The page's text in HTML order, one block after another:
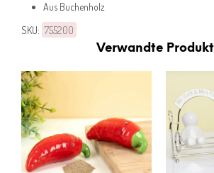
Aus Buchenholz
SKU: 755200
Verwandte